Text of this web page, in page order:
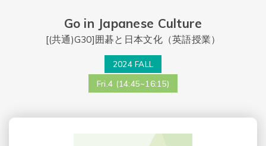
Go in Japanese Culture
[(共通)G30]囲碁と日本文化（英語授業）
2024 FALL
Fri.4 (14:45~16:15)